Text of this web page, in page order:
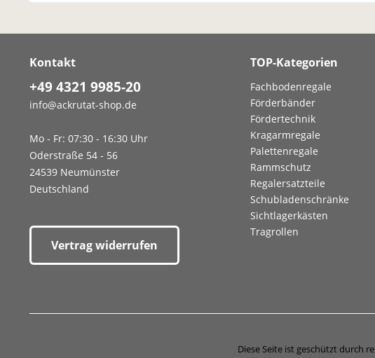
Kontakt
+49 4321 9985-20
info@ackrutat-shop.de
Mo - Fr: 07:30 - 16:30 Uhr
Oderstraße 54 - 56
24539 Neumünster
Deutschland
Vertrag widerrufen
TOP-Kategorien
Fachbodenregale
Förderbänder
Fördertechnik
Kragarmregale
Palettenregale
Rammschutz
Regalersatzteile
Schubladenschränke
Sichtlagerkästen
Tragrollen
Diese Seite ist geschützt durch